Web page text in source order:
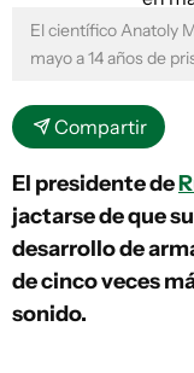
El científico Anatoly
mayo a 14 años de
Compartir
El presidente de
jactarse de que
desarrollo de
de cinco veces
sonido.